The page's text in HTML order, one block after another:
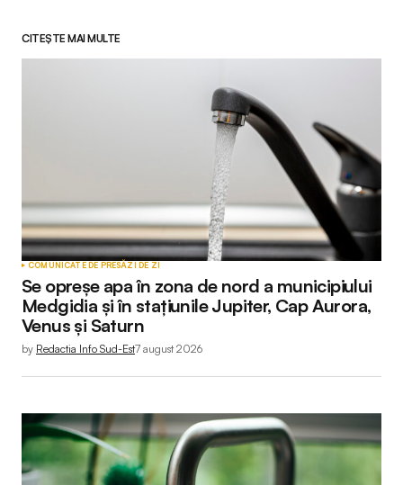
CITEȘTE MAI MULTE
COMUNICATE DE PRESĂZI DE ZI
Se opreșe apa în zona de nord a municipiului
Medgidia și în stațiunile Jupiter, Cap Aurora,
Venus și Saturn
by Redactia Info Sud-Est7 august 2026